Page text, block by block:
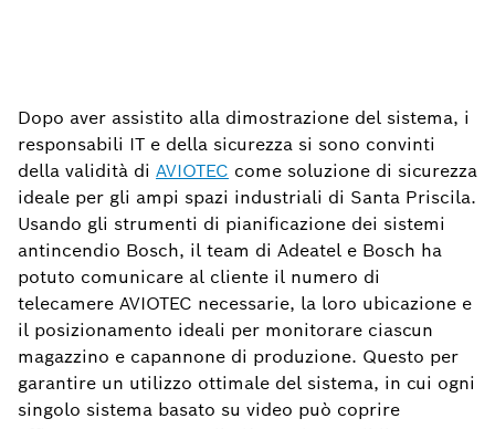
Dopo aver assistito alla dimostrazione del sistema, i
responsabili IT e della sicurezza si sono convinti
della validità di AVIOTEC come soluzione di sicurezza
ideale per gli ampi spazi industriali di Santa Priscila.
Usando gli strumenti di pianificazione dei sistemi
antincendio Bosch, il team di Adeatel e Bosch ha
potuto comunicare al cliente il numero di
telecamere AVIOTEC necessarie, la loro ubicazione e
il posizionamento ideali per monitorare ciascun
magazzino e capannone di produzione. Questo per
garantire un utilizzo ottimale del sistema, in cui ogni
singolo sistema basato su video può coprire